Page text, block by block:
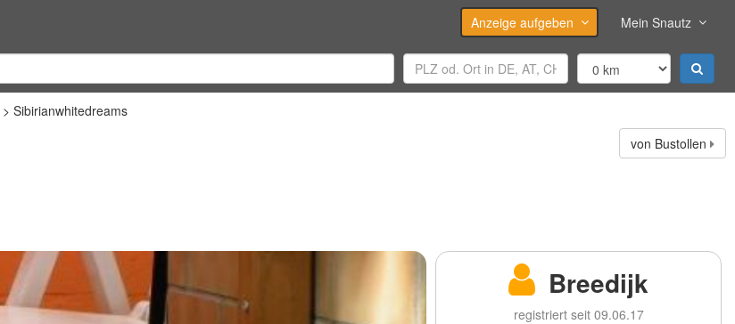
Anzeige aufgeben Mein Snautz
Sibirianwhitedreams
von Bustollen
Breedijk
registriert seit 09.06.17